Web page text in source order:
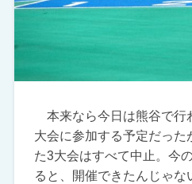
本来なら今日は熊谷で行
大会に参加する予定だった
た3大会はすべて中止。今
ると、開催できたんじゃな